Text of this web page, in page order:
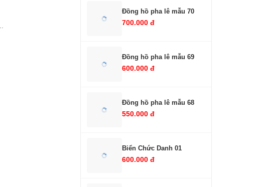
Đồng hồ pha lê mẫu 70
700.000 đ
Đồng hồ pha lê mẫu 69
600.000 đ
Đồng hồ pha lê mẫu 68
550.000 đ
Biển Chức Danh 01
600.000 đ